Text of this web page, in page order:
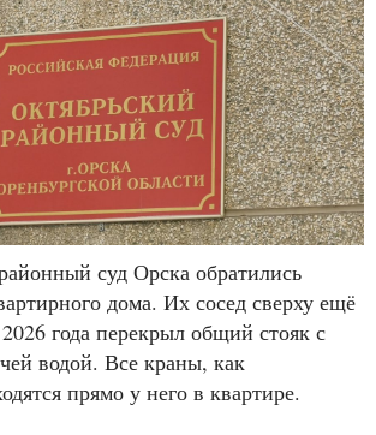
суд Орска обратились
дома. Их сосед сверху ещё
года перекрыл общий стояк с
водой. Все краны, как
прямо у него в квартире.